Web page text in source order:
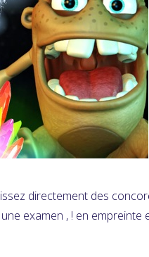
directement des
examen , ! en